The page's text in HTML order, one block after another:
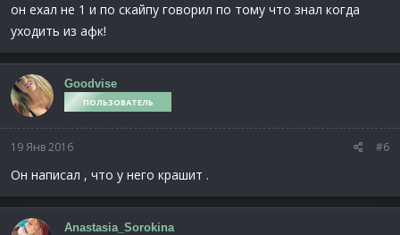
он ехал не 1 и по скайпу говорил по тому что знал когда
уходить из афк!
Goodvise
ПОЛЬЗОВАТЕЛЬ
19 Янв 2016 #6
Он написал , что у него крашит .
Anastasia_Sorokina